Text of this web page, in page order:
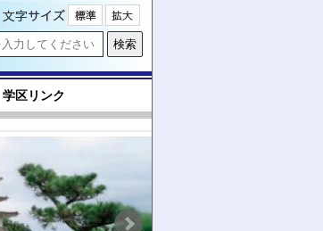
文字サイズ
学区リンク